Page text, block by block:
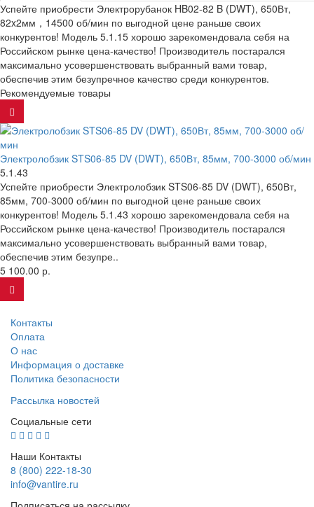
Успейте приобрести Электрорубанок HB02-82 B (DWT), 650Вт,
82x2мм，14500 об/мин по выгодной цене раньше своих
конкурентов! Модель 5.1.15 хорошо зарекомендовала себя на
Российском рынке цена-качество! Производитель постарался
максимально усовершенствовать выбранный вами товар,
обеспечив этим безупречное качество среди конкурентов.
Рекомендуемые товары
Электролобзик STS06-85 DV (DWT), 650Вт, 85мм, 700-3000 об/мин
5.1.43
Успейте приобрести Электролобзик STS06-85 DV (DWT), 650Вт,
85мм, 700-3000 об/мин по выгодной цене раньше своих
конкурентов! Модель 5.1.43 хорошо зарекомендовала себя на
Российском рынке цена-качество! Производитель постарался
максимально усовершенствовать выбранный вами товар,
обеспечив этим безупре..
5 100.00 р.
Контакты
Оплата
О нас
Информация о доставке
Политика безопасности
Рассылка новостей
Социальные сети
Наши Контакты
8 (800) 222-18-30
info@vantire.ru